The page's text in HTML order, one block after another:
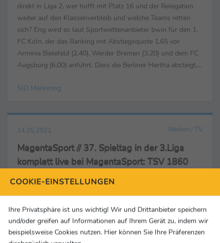
direkt in Liga 2, wer hofft mit Platz 16 und der Relegation
weiter auf den Klassenverbleib und welche Teams retten
sich? Eng wird es laut Sportwettenanbieter bwin für den 1.
FC Köln, der das Ranking mit Abstiegsquote 1,65 vor
Arminia Bielefeld (2,40), Werder Bremen (3,20) und dem FC
Augsburg (6,00) anführt. Dass die Berliner Hertha absteigt,
SID Marketing
14.05.2021 Medien / TV
MagentaSport // 37. Spieltag in der 3.Liga
komplett live bei MagentaSport: TSV 1860
gegen FCC Bayern am Sonntag brisant
Geplanter Dynamo-Aufstieg gegen Schmidts Ex-Klub, der
ihn rauswarf Dass Dresdens neuer Trainer Schmidt gegen
seinen alten Klub Türkgücü den direkten Aufstieg klar
machen kann, gehört zu den echten Besonderheiten am 37.
COOKIE-EINSTELLUNGEN
Ihre Privatsphäre ist uns wichtig! Wir und Drittanbieter speichern
und/oder greifen auf Informationen auf Ihrem Gerät zu, indem wir
beispielsweise Cookies nutzen. Hier können Sie Ihre Präferenzen